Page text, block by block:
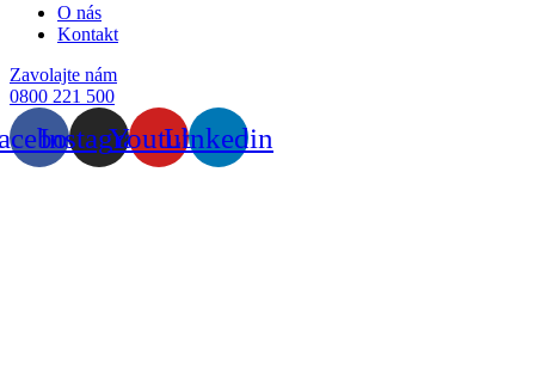
O nás
Kontakt
Zavolajte nám
0800 221 500
InstagramYoutubeLinkedin